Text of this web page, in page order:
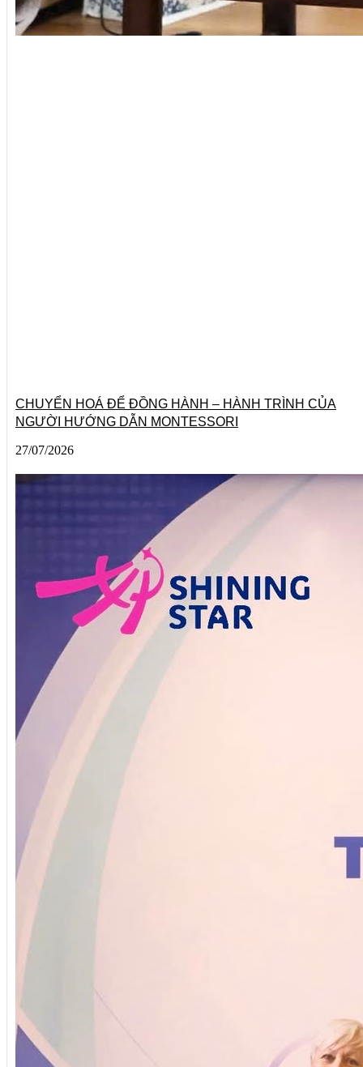
CHUYỂN HOÁ ĐỂ ĐỒNG HÀNH – HÀNH TRÌNH CỦA
NGƯỜI HƯỚNG DẪN MONTESSORI
27/07/2026